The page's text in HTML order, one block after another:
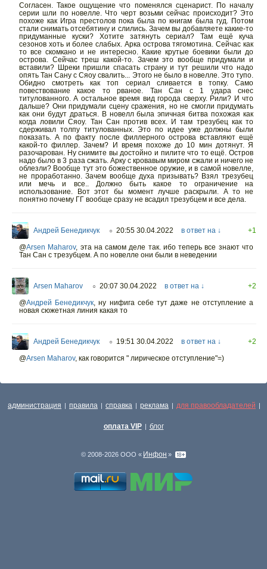
Согласен. Такое ощущение что поменялся сценарист. По началу
серии шли по новелле. Что черт возьми сейчас происходит? Это
похоже как Игра престолов пока была по книгам была гуд. Потом
стали снимать отсебятину и слились. Зачем вы добавляете какие-то
придуманные куски? Хотите затянуть сериал? Там ещё куча
сезонов хоть и более слабых. Арка острова тягомотина. Сейчас как
то все скомкано и не интересно. Какие крутые боевики были до
острова. Сейчас треш какой-то. Зачем это вообще придумали и
вставили? Шреки пришли спасать страну и тут решили что надо
опять Тан Сану с Сяоу свалить... Этого не было в новелле. Это тупо.
Обидно смотреть как топ сериал сливается в топку. Само
повествование какое то рваное. Тан Сан с 1 удара снес
титулованного. А остальное время вид города сверху. Рили? И что
дальше? Они придумали сцену сражения, но не смогли придумать
как они будут драться. В новелл была эпичная битва похожая как
когда ловили Сяоу. Тан Сан против всех. И там трезубец как то
сдерживал толпу титулованных. Это по идее уже должны были
показать. А по факту после филлерного острова вставляют ещё
какой-то филлер. Зачем? И время похоже до 10 мин дотянут. Я
разочарован. Ну снимите вы достойно и пилите что то ещё. Остров
надо было в 3 раза сжать. Арку с кровавым миром сжали и ничего не
облезли? Вообще тут это божественное оружие, и в самой новелле,
не проработанно. Зачем вообще духа призывать? Взял трезубец
или мечь и все.. Должно быть какое то ограничение на
использование. Вот этот бы момент лучше раскрыли. А то не
понятно почему ГГ вообще сразу не всадил трезубцем и все дела.
Андрей Бенедикчук ○ 20:55 30.04.2022 в ответ на ↓
+1
@Arsen Maharov, эта на самом деле так. ибо теперь все знают что
Тан Сан с трезубцем. А по новелле они были в неведении
Arsen Maharov ○ 20:07 30.04.2022 в ответ на ↓
+2
@Андрей Бенедикчук ну нифига себе тут даже не отступление а
новая сюжетная линия какая то
Андрей Бенедикчук ○ 19:51 30.04.2022 в ответ на ↓
+2
@Arsen Maharov, как говорится " лирическое отступление"=)
администрация | правила | справка | реклама | для правообладателей |
оплата VIP | блог
© 2008-2026 ООО « Инфон »